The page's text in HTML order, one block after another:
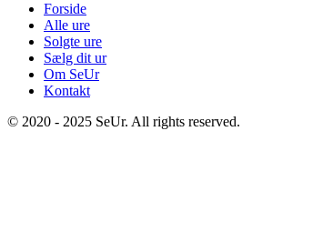
Forside
Alle ure
Solgte ure
Sælg dit ur
Om SeUr
Kontakt
© 2020 - 2025 SeUr. All rights reserved.